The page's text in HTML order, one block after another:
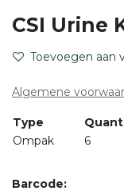
CSI Urine
Toevoegen aan
Algemene
Type
Ompak
6
Barcode: